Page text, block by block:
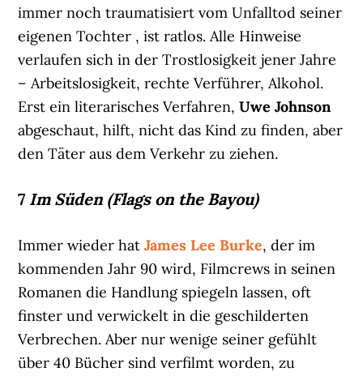
immer noch traumatisiert vom Unfalltod seiner
eigenen Tochter , ist ratlos. Alle Hinweise
verlaufen sich in der Trostlosigkeit jener Jahre
– Arbeitslosigkeit, rechte Verführer, Alkohol.
Erst ein literarisches Verfahren,Uwe Johnson
abgeschaut, hilft, nicht das Kind zu finden, aber
den Täter aus dem Verkehr zu ziehen.
7 Im Süden (Flags on the Bayou)
Immer wieder hatJames Lee Burke, der im
kommenden Jahr 90 wird, Filmcrews in seinen
Romanen die Handlung spiegeln lassen, oft
finster und verwickelt in die geschilderten
Verbrechen. Aber nur wenige seiner gefühlt
über 40 Bücher sind verfilmt worden, zu